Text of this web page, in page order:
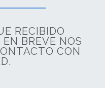
RECIBIDO
BREVE NOS
CON